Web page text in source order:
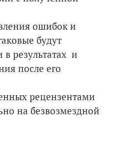
ошибок и
будут
результатах и
после его
рецензентами
на безвозмездной